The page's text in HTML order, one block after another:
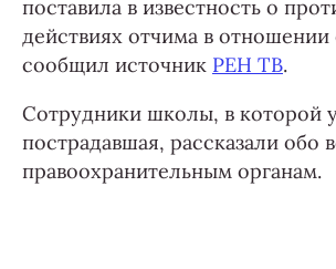
поставила в известность о
действиях отчима в отношении
сообщил источник РЕН ТВ.
Сотрудники школы, в которой
пострадавшая, рассказали обо
правоохранительным органам.